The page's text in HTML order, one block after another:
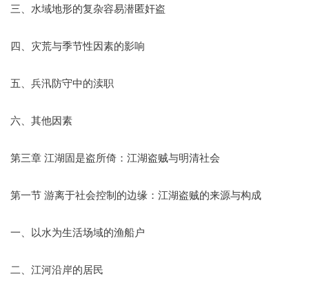
三、水域地形的复杂容易潜匿奸盗
四、灾荒与季节性因素的影响
五、兵汛防守中的渎职
六、其他因素
第三章 江湖固是盗所倚：江湖盗贼与明清社会
第一节 游离于社会控制的边缘：江湖盗贼的来源与构成
一、以水为生活场域的渔船户
二、江河沿岸的居民